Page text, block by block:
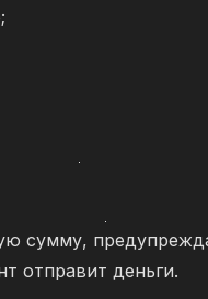
сумму,
отправит деньги.